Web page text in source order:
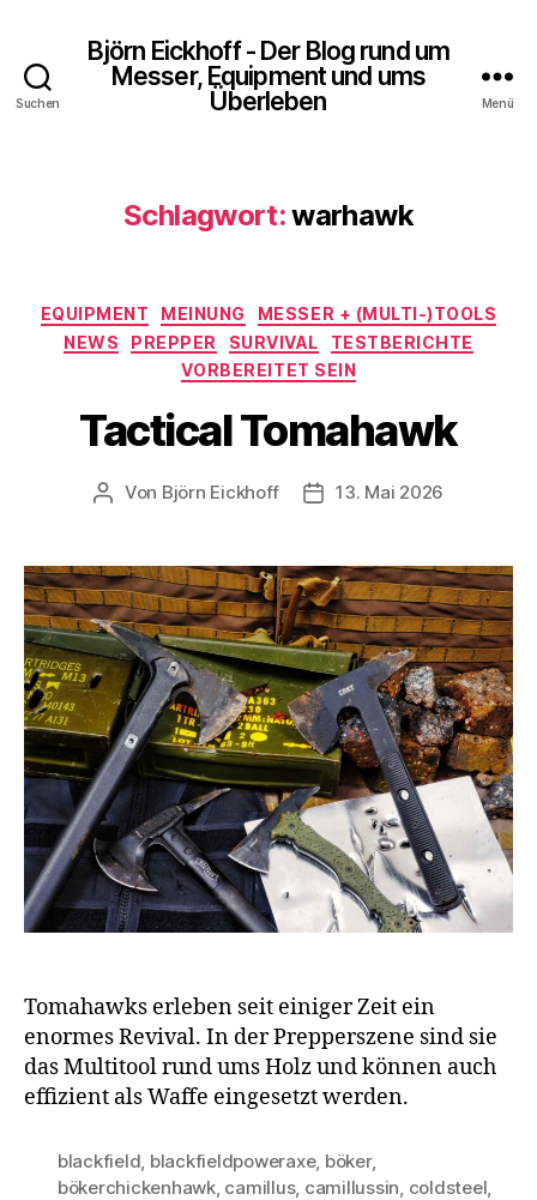
Suchen
Björn Eickhoff - Der Blog rund um
Messer, Equipment und ums
Überleben
Menü
Schlagwort:warhawk
Kategorien
EQUIPMENT MEINUNG
MESSER + (MULTI-)TOOLS
NEWS
PREPPER SURVIVAL
TESTBERICHTE
VORBEREITET SEIN
Tactical Tomahawk
Beitragsautor
Von Björn Eickhoff Veröffentlichungsdatum
13. Mai 2026
Tomahawks erleben seit einiger Zeit ein
enormes Revival. In der Prepperszene sind sie
das Multitool rund ums Holz und können auch
effizient als Waffe eingesetzt werden.
blackfield blackfieldpoweraxe, böker,
bökerchickenhawk, camillus, camillussin coldsteel